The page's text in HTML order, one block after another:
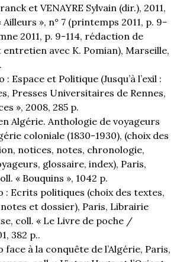
et VENAYRE Sylvain (dir.), 2011,
», n° 7 (printemps 2011, p. 9-
2011, p. 9-114, rédaction de
avec K. Pomian), Marseille,
Espace et Politique (Jusqu’à l’exil :
Presses Universitaires de Rennes,
», 2008, 285 p.
Algérie. Anthologie de voyageurs
coloniale (1830-1930), (choix des
notices, notes, chronologie,
glossaire, index), Paris,
« Bouquins », 1042 p.
: Ecrits politiques (choix des textes,
et dossier), Paris, Librairie
coll. « Le Livre de poche /
382 p..
face à la conquête de l’Algérie, Paris,